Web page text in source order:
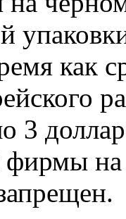
как
3
фирмы